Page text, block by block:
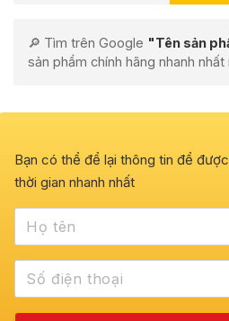
🔎 Tìm trên Google "Tên sản
sản phẩm chính hãng nhanh nhất
Bạn có thể để lại thông tin để
thời gian nhanh nhất